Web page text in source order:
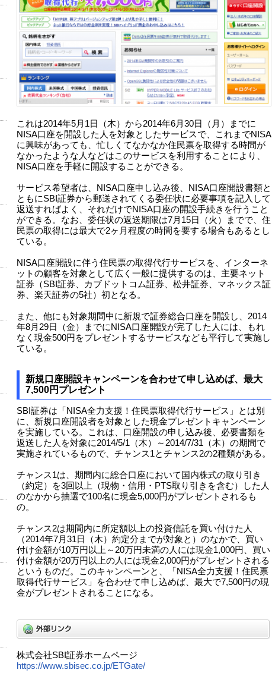
これは2014年5月1日（木）から2014年6月30日（月）までに
NISA口座を開設した人を対象としたサービスで、これまでNISA
に興味があっても、忙しくてなかなか住民票を取得する時間が
なかったような人などはこのサービスを利用することにより、
NISA口座を手軽に開設することができる。
サービス希望者は、NISA口座申し込み後、NISA口座開設書類と
ともにSBI証券から郵送されてくる委任状に必要事項を記入して
返送すればよく、それだけでNISA口座の開設手続きを行うこと
ができる。なお、委任状の返送期限は7月15日（火）までで、住
民票の取得には最大で2ヶ月程度の時間を要する場合もあるとし
ている。
NISA口座開設に伴う住民票の取得代行サービスを、インターネ
ットの顧客を対象として広く一般に提供するのは、主要ネット
証券（SBI証券、カブドットコム証券、松井証券、マネックス証
券、楽天証券の5社）初となる。
また、他にも対象期間中に新規で証券総合口座を開設し、2014
年8月29日（金）までにNISA口座開設が完了した人には、もれ
なく現金500円をプレゼントするサービスなども平行して実施し
ている。
新規口座開設キャンペーンを合わせて申し込めば、最大
7,500円プレゼント
SBI証券は「NISA全力支援！住民票取得代行サービス」とは別
に、新規口座開設者を対象とした現金プレゼントキャンペーン
を実施している。これは、口座開設の申し込み後、必要書類を
返送した人を対象に2014/5/1（木）～2014/7/31（木）の期間で
実施されているもので、チャンス1とチャンス2の2種類がある。
チャンス1は、期間内に総合口座において国内株式の取り引き
（約定）を3回以上（現物・信用・PTS取り引きを含む）した人
のなかから抽選で100名に現金5,000円がプレゼントされるも
の。
チャンス2は期間内に所定額以上の投資信託を買い付けた人
（2014年7月31日（木）約定分までが対象と）のなかで、買い
付け金額が10万円以上～20万円未満の人には現金1,000円、買い
付け金額が20万円以上の人には現金2,000円がプレゼントされる
というものだ。このキャンペーンと、「NISA全力支援！住民票
取得代行サービス」を合わせて申し込めば、最大で7,500円の現
金がプレゼントされることになる。
株式会社SBI証券ホームページ
https://www.sbisec.co.jp/ETGate/